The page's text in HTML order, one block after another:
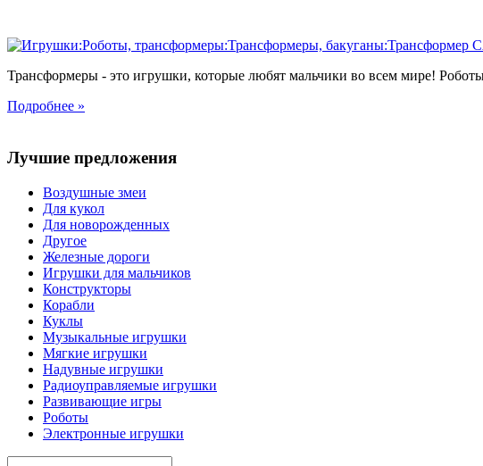
Трансформеры - это игрушки, которые любят мальчики во всем мире!
Подробнее »
Лучшие предложения
Воздушные змеи
Для кукол
Для новорожденных
Другое
Железные дороги
Игрушки для мальчиков
Конструкторы
Корабли
Куклы
Музыкальные игрушки
Мягкие игрушки
Надувные игрушки
Радиоуправляемые игрушки
Развивающие игры
Роботы
Электронные игрушки